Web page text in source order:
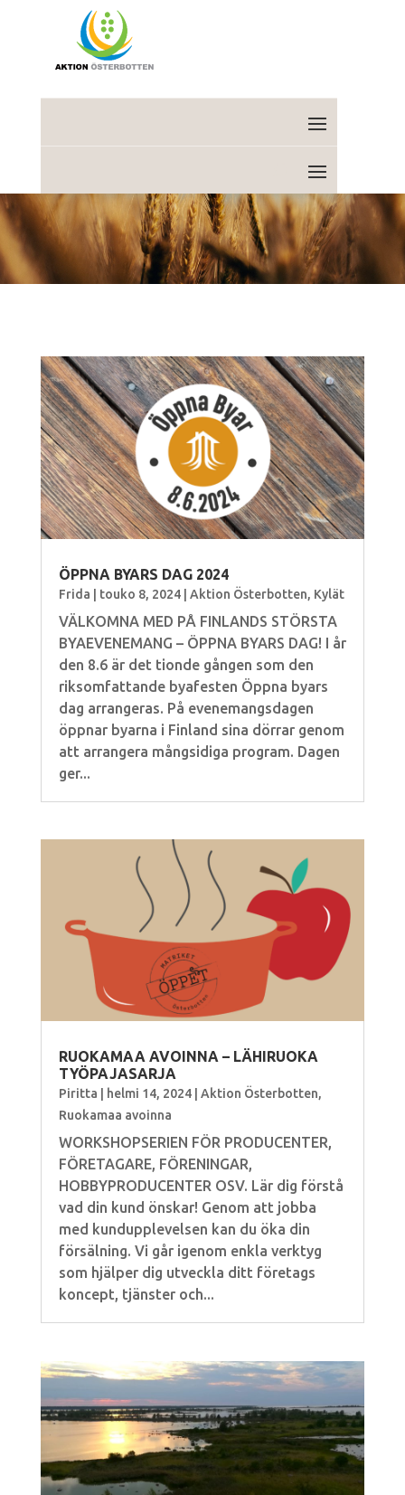
ÖPPNA BYARS DAG 2024
Frida | touko 8, 2024| Aktion Österbotten, Kylät
VÄLKOMNA MED PÅ FINLANDS STÖRSTA
BYAEVENEMANG – ÖPPNA BYARS DAG! I år
den 8.6 är det tionde gången som den
riksomfattande byafesten Öppna byars
dag arrangeras. På evenemangsdagen
öppnar byarna i Finland sina dörrar genom
att arrangera mångsidiga program. Dagen
ger...
RUOKAMAA AVOINNA – LÄHIRUOKA
TYÖPAJASARJA
Piritta helmi 14, 2024| Aktion Österbotten,
Ruokamaa avoinna
WORKSHOPSERIEN FÖR PRODUCENTER,
FÖRETAGARE, FÖRENINGAR,
HOBBYPRODUCENTER OSV. Lär dig förstå
vad din kund önskar! Genom att jobba
med kundupplevelsen kan du öka din
försälning. Vi går igenom enkla verktyg
som hjälper dig utveckla ditt företags
koncept, tjänster och...